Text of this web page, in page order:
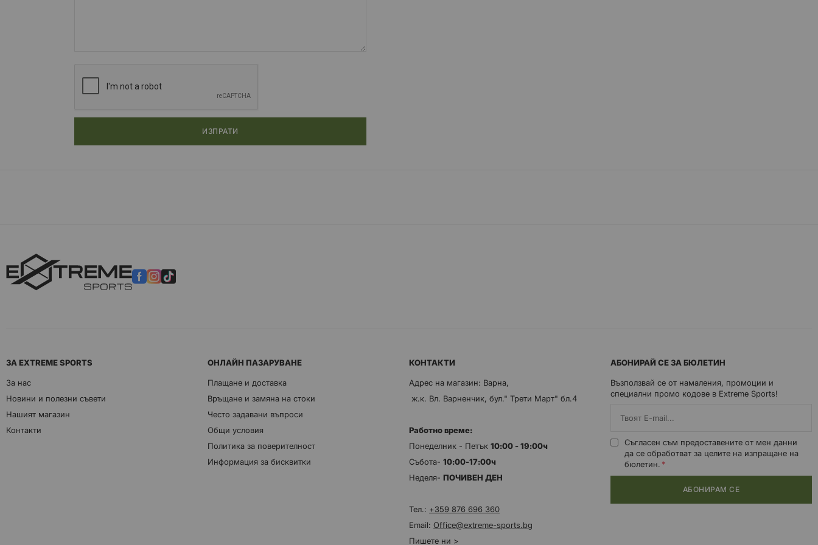
ИЗПРАТИ
ЗА EXTREME SPORTS
За нас
Новини и полезни съвети
Нашият магазин
Контакти
ОНЛАЙН ПАЗАРУВАНЕ
Плащане и доставка
Връщане и замяна на стоки
Често задавани въпроси
Общи условия
Политика за поверителност
Информация за бисквитки
КОНТАКТИ
Адрес на магазин: Варна,
ж.к. Вл. Варненчик, бул." Трети Март" бл.4
Работно време:
Понеделник - Петък 10:00 - 19:00ч
Събота- 10:00-17:00ч
Неделя- ПОЧИВЕН ДЕН
Тел.: +359 876 696 360
Email: Office@extreme-sports.bg
Пишете ни >
АБОНИРАЙ СЕ ЗА БЮЛЕТИН
Възползвай се от намаления, промоции и
специални промо кодове в Extreme Sports!
Съгласен съм предоставените от мен данни
да се обработват за целите на изпращане на
бюлетин.
АБОНИРАМ СЕ